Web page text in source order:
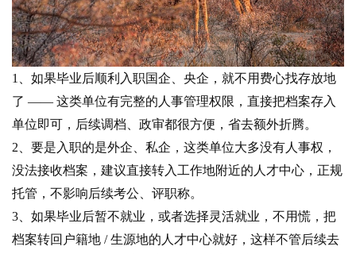
1、如果毕业后顺利入职国企、央企，就不用费心找存放地
了 —— 这类单位有完整的人事管理权限，直接把档案存入
单位即可，后续调档、政审都很方便，省去额外折腾。
2、要是入职的是外企、私企，这类单位大多没有人事权，
没法接收档案，建议直接转入工作地附近的人才中心，正规
托管，不影响后续考公、评职称。
3、如果毕业后暂不就业，或者选择灵活就业，不用慌，把
档案转回户籍地 / 生源地的人才中心就好，这样不管后续去